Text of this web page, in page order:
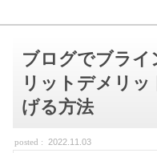
ブログでブライ
リットデメリ
げる方法
2022.11.03